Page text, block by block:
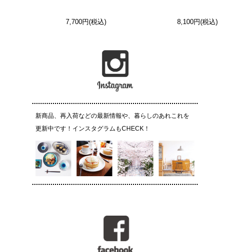
7,700円(税込) 8,100円(税込)
新商品、再入荷などの最新情報や、暮らしのあれこれを
更新中です！インスタグラムもCHECK！